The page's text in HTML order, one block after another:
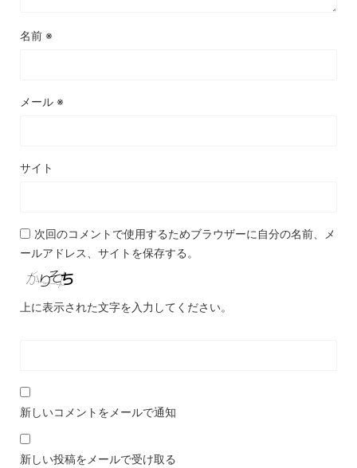
名前 ※
メール ※
サイト
次回のコメントで使用するためブラウザーに自分の名前、メ
ールアドレス、サイトを保存する。
上に表示された文字を入力してください。
新しいコメントをメールで通知
新しい投稿をメールで受け取る